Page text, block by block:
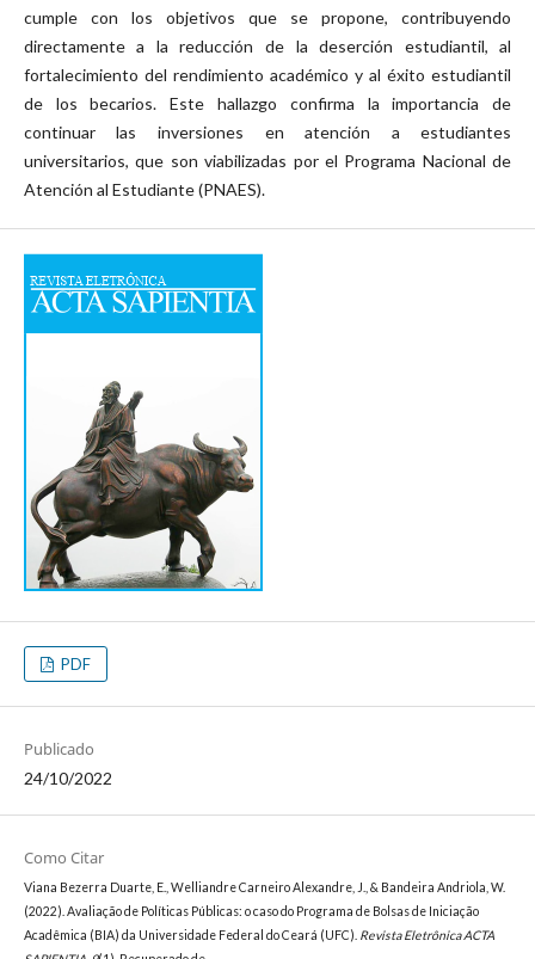
cumple con los objetivos que se propone, contribuyendo
directamente a la reducción de la deserción estudiantil, al
fortalecimiento del rendimiento académico y al éxito estudiantil
de los becarios. Este hallazgo confirma la importancia de
continuar las inversiones en atención a estudiantes
universitarios, que son viabilizadas por el Programa Nacional de
Atención al Estudiante (PNAES).
PDF
Publicado
24/10/2022
Como Citar
Viana Bezerra Duarte, E., Welliandre Carneiro Alexandre, J., & Bandeira Andriola, W.
(2022). Avaliação de Políticas Públicas: o caso do Programa de Bolsas de Iniciação
Acadêmica (BIA) da Universidade Federal do Ceará (UFC). Revista Eletrônica ACTA